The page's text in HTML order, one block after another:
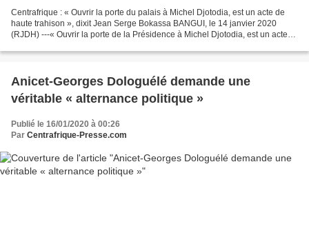
Centrafrique : « Ouvrir la porte du palais à Michel Djotodia, est un acte de
haute trahison », dixit Jean Serge Bokassa BANGUI, le 14 janvier 2020
(RJDH) ---« Ouvrir la porte de la Présidence à Michel Djotodia, est un acte
Anicet-Georges Dologuélé demande une
véritable « alternance politique »
Publié le 16/01/2020 à 00:26
Par Centrafrique-Presse.com